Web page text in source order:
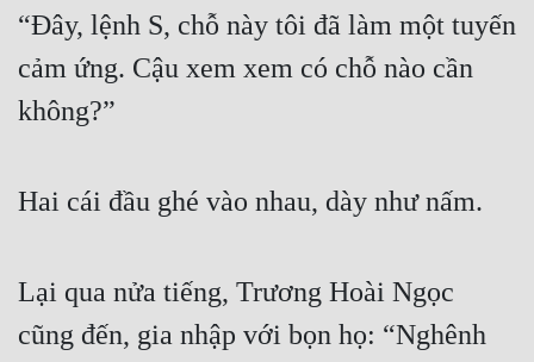
Cẩu Đạo Trường Sinh
Ngự Thú
Xây Dựng Thế Lực
“Đây, lệnh S, chỗ này tôi đã làm một tuyến
cảm ứng. Cậu xem xem có chỗ nào cần
không?”
Hai cái đầu ghé vào nhau, dày như nấm.
Lại qua nửa tiếng, Trương Hoài Ngọc
cũng đến, gia nhập với bọn họ: “Nghênh